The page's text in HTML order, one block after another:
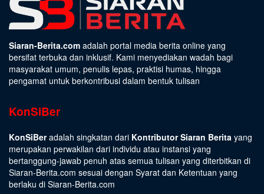
Siaran-Berita.com adalah portal media berita online yang
bersifat terbuka dan inklusif. Kami menyediakan wadah bagi
masyarakat umum, penulis lepas, praktisi humas, hingga
pengamat untuk berkontribusi dalam bentuk tulisan
KonSiBer
KonSiBeradalah singkatan dari Kontributor Siaran Berita yang
merupakan perwakilan dari individu atau instansi yang
bertanggung-jawab penuh atas semua tulisan yang diterbitkan di
Siaran-Berita.com sesuai dengan Syarat dan Ketentuan yang
berlaku di Siaran-Berita.com